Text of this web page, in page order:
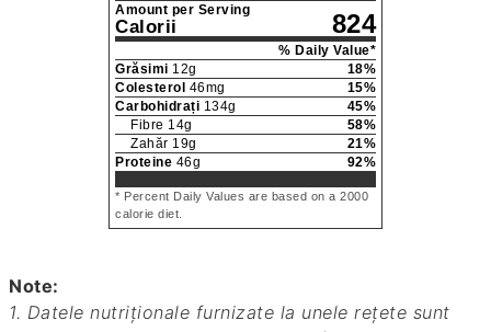
Amount per Serving
Calorii 824
% Daily Value*
Grăsimi 12g 18%
Colesterol 46mg 15%
Carbohidrați 134g 45%
Fibre 14g 58%
Zahăr 19g 21%
Proteine 46g 92%
* Percent Daily Values are based on a 2000
calorie diet.
Note:
1. Datele nutriționale furnizate la unele rețete sunt